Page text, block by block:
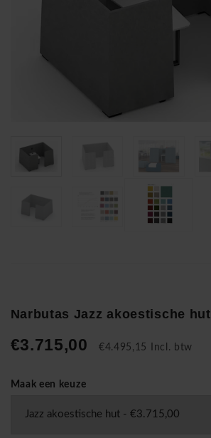
Narbutas Jazz akoestische hut
€3.715,00 €4.495,15 Incl. btw
Maak een keuze